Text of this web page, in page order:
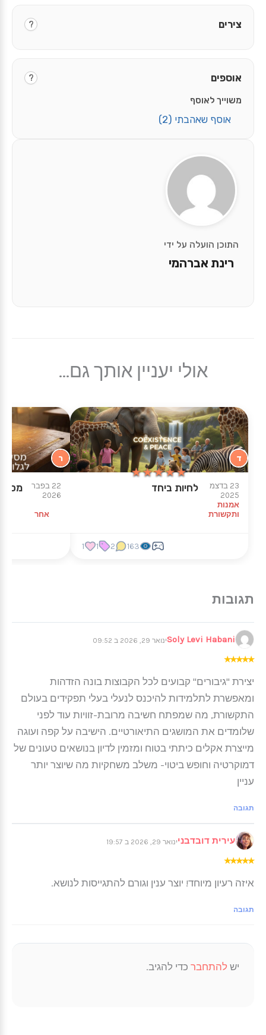
התוכן הועלה על ידי
רינת אברהמי
צירים ?
אוספים ?
משוייך לאוסף
אוסף שאהבתי (2)
אולי יעניין אותך גם...
★★★★★
★★★★★
ד
23 בדצמ
2025
אמנות
ותקשורת
לחיות ביחד
163
2
1
1
ר
22 בפבר
2026
אחר
מסע
Soly Levi Habaniינואר 29, 2026 ב 09:52
★
★
★
★
★
יצירת "גיבורים" קבועים לכל הקבוצות בונה הזדהות
ומאפשרת לתלמידות להיכנס לנעלי בעלי תפקידים בעולם
התקשורת, מה שמפתח חשיבה מרובת-זוויות עוד לפני
שלומדים את המושגים התיאורטיים. הישיבה על קפה ועוגה
מייצרת אקלים כיתתי בטוח ומזמין לדיון בנושאים טעונים של
דמוקרטיה וחופש ביטוי- משלב משחקיות מה שיוצר יותר
עניין
תגובה
עירית דובדבניינואר 29, 2026 ב 19:57
★
★
★
★
★
איזה רעיון מיוחד! יוצר ענין וגורם להתגייסות לנושא.
תגובה
יש להתחבר כדי להגיב.